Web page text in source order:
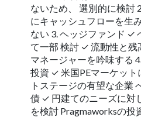
ないため、 選別的に検討
にキャッシュフローを生
ない 3. ヘッジファンド ✓
て一部 検討 ✓ 流動性と残
マネージャーを吟味する
投資 ✓ 米国PEマーケット
トステージの有望な企業
債 ✓ 円建てのニーズに対
を検討 Pragmaworksの投